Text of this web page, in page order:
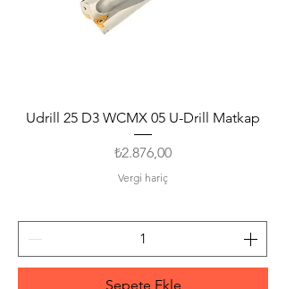
Udrill 25 D3 WCMX 05 U-Drill Matkap
Fiyat
₺2.876,00
Vergi hariç
Sepete Ekle